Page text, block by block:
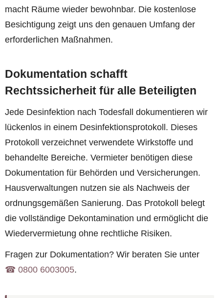
macht Räume wieder bewohnbar. Die kostenlose
Besichtigung zeigt uns den genauen Umfang der
erforderlichen Maßnahmen.
Dokumentation schafft
Rechtssicherheit für alle Beteiligten
Jede Desinfektion nach Todesfall dokumentieren wir
lückenlos in einem Desinfektionsprotokoll. Dieses
Protokoll verzeichnet verwendete Wirkstoffe und
behandelte Bereiche. Vermieter benötigen diese
Dokumentation für Behörden und Versicherungen.
Hausverwaltungen nutzen sie als Nachweis der
ordnungsgemäßen Sanierung. Das Protokoll belegt
die vollständige Dekontamination und ermöglicht die
Wiedervermietung ohne rechtliche Risiken.
Fragen zur Dokumentation? Wir beraten Sie unter
☎︎ 0800 6003005.